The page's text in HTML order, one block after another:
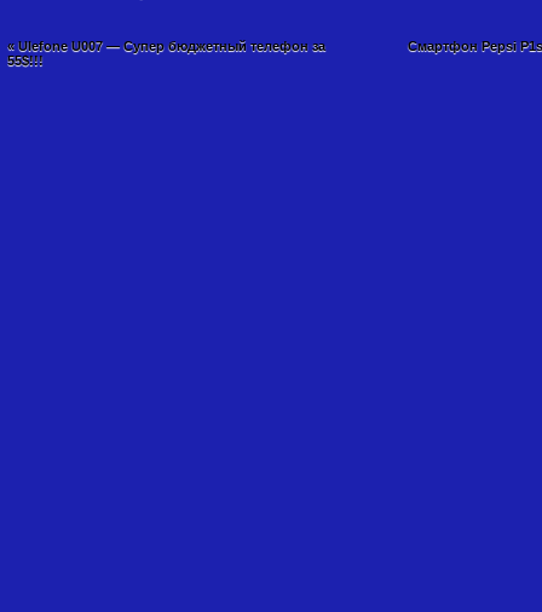
«Ulefone U007 — Супер бюджетный телефон за
55$!!!
Смартфон Pepsi